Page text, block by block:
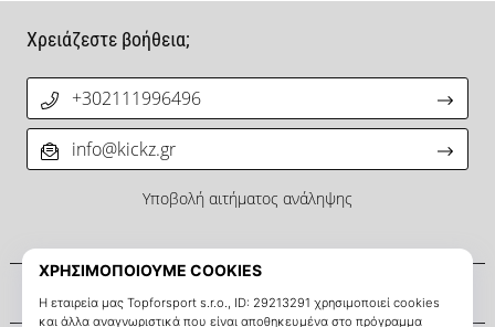
Σχετικά μ' εμάς
Χρειάζεστε βοήθεια;
+302111996496
info@kickz.gr
Υποβολή αιτήματος ανάληψης